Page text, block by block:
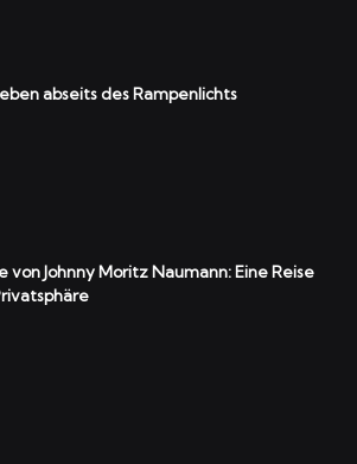
abseits des Rampenlichts
von Johnny Moritz Naumann: Eine Reise